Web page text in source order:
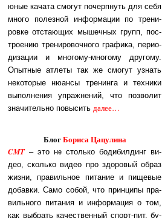
юные ка­ча­та смо­гут по­черп­нуть для се­бя
мно­го по­лез­ной ин­фор­ма­ции по тре­ни­
ров­ке от­с­та­ю­щих мы­шеч­ных групп, по­с­
тро­е­нию тре­ни­ро­воч­но­го гра­фи­ка, пе­ри­о­
ди­за­ции и мно­го­му-мно­го­му дру­го­му.
Опыт­ные ат­ле­ты так же смо­гут уз­нать
не­ко­то­рые ню­ан­сы тре­нин­га и тех­ни­ки
вы­пол­не­ния уп­раж­не­ний, что поз­во­лит
зна­чи­тель­но по­вы­сить да­лее…
БлогБориса Цацулина
CMT– это не столь­ко бо­ди­бил­динг ви­
део, сколь­ко ви­део про здо­ро­вый об­раз
жиз­ни, пра­виль­ное пи­та­ние и пи­ще­вые
до­бав­ки. Са­мо со­бой, что прин­ци­пы пра­
виль­но­го пи­та­ния и ин­фор­ма­ция о том,
как выб­рать ка­чест­вен­ный спорт-пит, бу­